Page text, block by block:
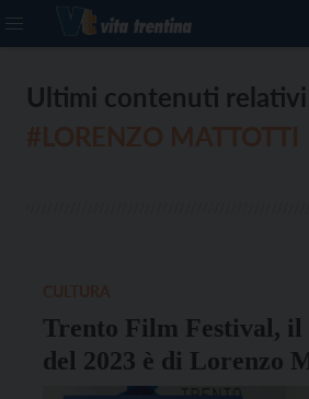
Ultimi contenuti relativi
Trento Film Festival, il
del 2023 è di Lorenzo